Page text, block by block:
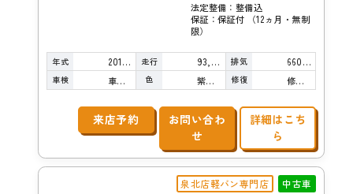
法定整備：整備込
保証：保証付 （12ヵ月・無制
限）
年式 2016年 走行 93,000km 排気 660cc
車検 車検整備付 色 紫真珠 修復 修復歴無し
来店予約
お問い合わ
せ
詳細はこち
ら
泉北店軽バン専門店 中古車